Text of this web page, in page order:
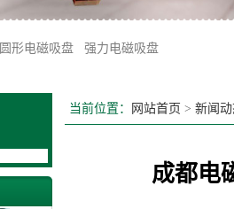
圆形电磁吸盘 强力电磁吸盘
当前位置： 网站首页 > 新闻
成都电